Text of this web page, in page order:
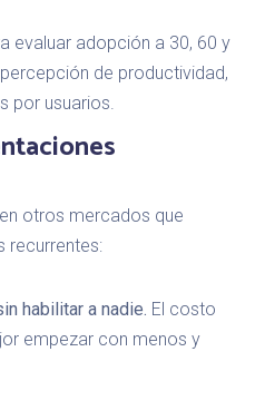
evaluar adopción a 30, 60 y
de productividad,
por usuarios.
otros mercados que
recurrentes:
habilitar a nadie. El costo
empezar con menos y